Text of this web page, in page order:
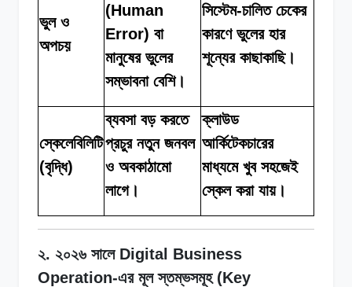
ভুল ও
অপচয়
(Human
Error) বা
মানুষের ভুলের
সম্ভাবনা বেশি।
সিস্টেম-চালিত চেকের
কারণে ভুলের হার
শূন্যের কাছাকাছি।
স্কেলেবিলিটি
(বৃদ্ধি)
ব্যবসা বড় করতে
প্রচুর নতুন জনবল
ও অবকাঠামো
লাগে।
ক্লাউড
আর্কিটেকচারের
মাধ্যমে খুব সহজেই
স্কেল করা যায়।
২. ২০২৬ সালে Digital Business
Operation-এর মূল স্তম্ভসমূহ (Key